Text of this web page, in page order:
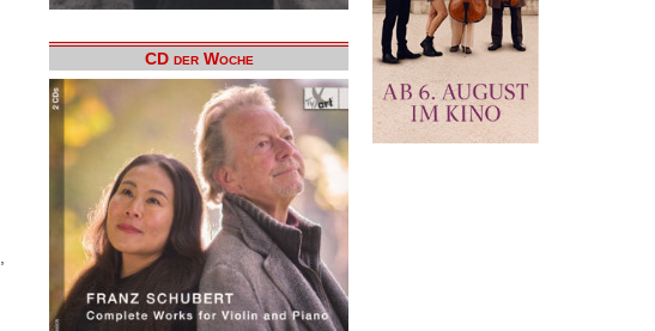
CD der Woche